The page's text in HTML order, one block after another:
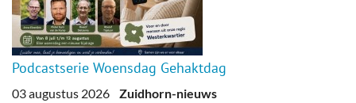
Podcastserie Woensdag Gehaktdag
03 augustus 2026 Zuidhorn-nieuws